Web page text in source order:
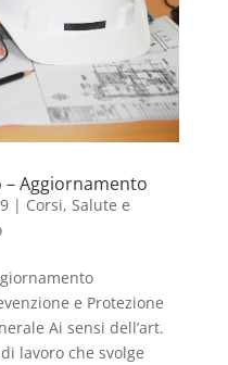
– Aggiornamento
| Corsi, Salute e
e Protezione
Ai sensi dell’art.
lavoro che svolge